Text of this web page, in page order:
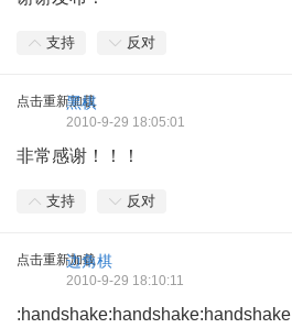
支持 反对
点击重新加载
黑棋
2010-9-29 18:05:01
非常感谢！！！
支持 反对
点击重新加载
边角棋
2010-9-29 18:10:11
:handshake:handshake:handshake